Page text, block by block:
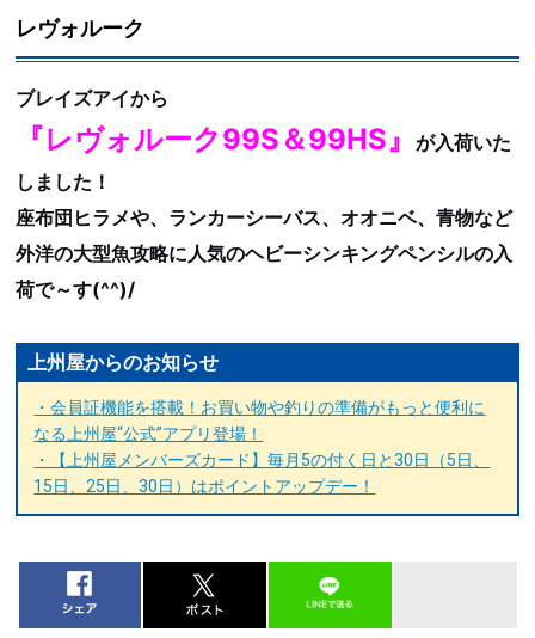
レヴォルーク
ブレイズアイから
『レヴォルーク99S＆99HS』が入荷いた
しました！
座布団ヒラメや、ランカーシーバス、オオニベ、青物など
外洋の大型魚攻略に人気のヘビーシンキングペンシルの入
荷で～す(^^)/
上州屋からのお知らせ
・会員証機能を搭載！お買い物や釣りの準備がもっと便利に
なる上州屋“公式”アプリ登場！
・【上州屋メンバーズカード】毎月5の付く日と30日（5日、
15日、25日、30日）はポイントアップデー！